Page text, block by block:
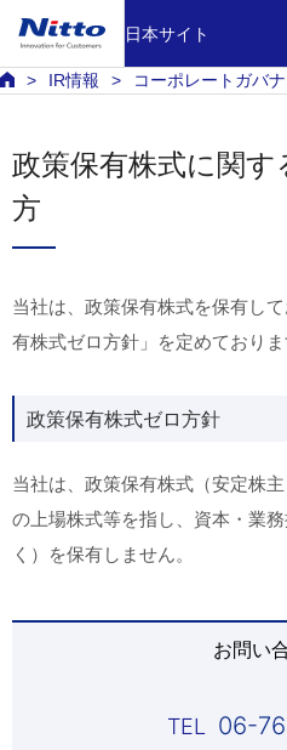
日本サイト
IR情報 コーポレートガバ
政策保有株式に関す
方
当社は、政策保有株式を保有し
有株式ゼロ方針」を定めておりま
政策保有株式ゼロ方針
当社は、政策保有株式（安定株
の上場株式等を指し、資本・業
く）を保有しません。
お問い
06-